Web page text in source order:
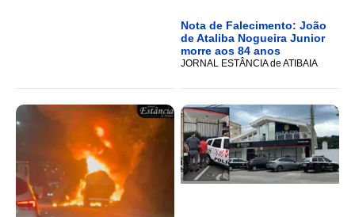
Nota de Falecimento: João
de Ataliba Nogueira Junior
morre aos 84 anos
JORNAL ESTÂNCIA de ATIBAIA